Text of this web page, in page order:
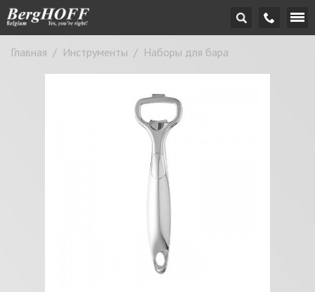
Главная / Инструменты / Наборы для бара